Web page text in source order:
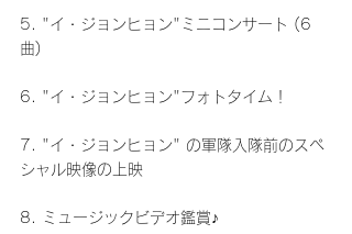
5. "イ・ジョンヒョン"ミニコンサート (6
曲)
6. "イ・ジョンヒョン"フォトタイム！
7. "イ・ジョンヒョン" の軍隊入隊前のスペ
シャル映像の上映
8. ミュージックビデオ鑑賞♪